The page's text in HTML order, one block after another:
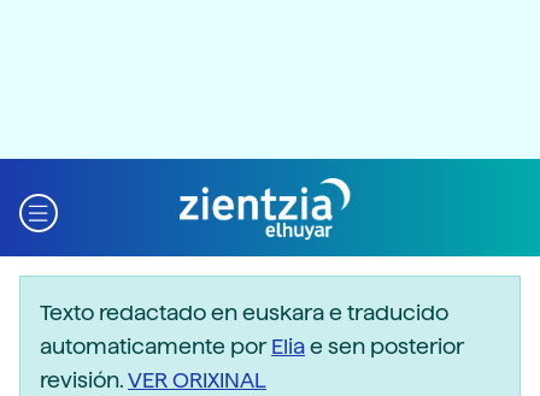
Texto redactado en euskara e traducido
automaticamente porEliae sen posterior
revisión.VER ORIXINAL